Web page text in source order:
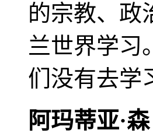
的宗教、政
兰世界学习
们没有去学
阿玛蒂亚·森